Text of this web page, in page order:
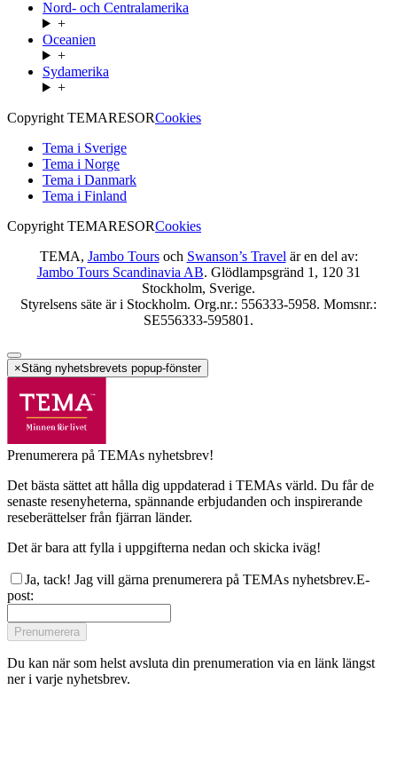
Nord- och Centralamerika
+
Oceanien
+
Sydamerika
+
Copyright TEMARESORCookies
Tema i Sverige
Tema i Norge
Tema i Danmark
Tema i Finland
Copyright TEMARESORCookies
TEMA, Jambo Toursoch Swanson’s Travel är en del av:
Jambo Tours Scandinavia AB. Glödlampsgränd 1, 120 31
Stockholm, Sverige.
Styrelsens säte är i Stockholm. Org.nr.: 556333-5958. Momsnr.:
SE556333-595801.
×Stäng nyhetsbrevets popup-fönster
Prenumerera på TEMAs nyhetsbrev!
Det bästa sättet att hålla dig uppdaterad i TEMAs värld. Du får de
senaste resenyheterna, spännande erbjudanden och inspirerande
reseberättelser från fjärran länder.
Det är bara att fylla i uppgifterna nedan och skicka iväg!
Ja, tack! Jag vill gärna prenumerera på TEMAs nyhetsbrev.E-
post:
Prenumerera
Du kan när som helst avsluta din prenumeration via en länk längst
ner i varje nyhetsbrev.